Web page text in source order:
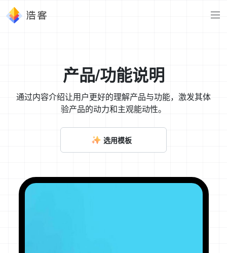
产品/功能说明
通过内容介绍让用户更好的理解产品与功能，激发其体
验产品的动力和主观能动性。
选用模板